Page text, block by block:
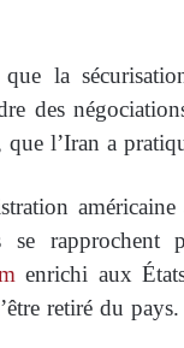
la
des
que l’Iran a
rapprochent
enrichi aux
retiré du pays.